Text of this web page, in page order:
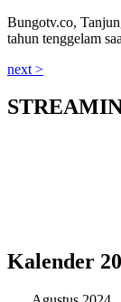
Bungotv.co,
tahun tenggelam
next >
Kalender